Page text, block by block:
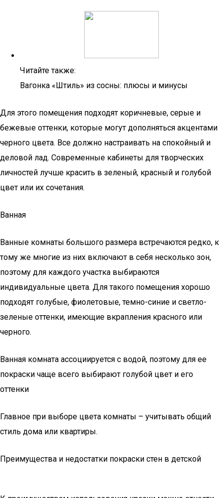
Читайте также:
Вагонка «Штиль» из сосны: плюсы и минусы
Для этого помещения подходят коричневые, серые и
бежевые оттенки, которые могут дополняться акцентами
черного цвета. Все должно настраивать на спокойный и
деловой лад. Современные кабинеты для творческих
личностей лучше красить в зеленый, красный и голубой
цвет или их сочетания.
Ванная
Ванные комнаты большого размера встречаются редко, к
тому же многие из них включают в себя несколько зон,
поэтому для каждого участка выбираются
индивидуальные цвета. Для такого помещения хорошо
подходят голубые, фиолетовые, темно-синие и светло-
зеленые оттенки, имеющие вкрапления красного или
черного.
Ванная комната ассоциируется с водой, поэтому для ее
покраски чаще всего выбирают голубой цвет и его
оттенки
Главное при выборе цвета комнаты – учитывать общий
стиль дома или квартиры.
Преимущества и недостатки покраски стен в детской